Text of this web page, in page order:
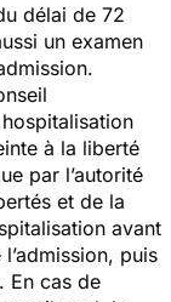
délai de 72
un examen
à la liberté
par l’autorité
et de la
avant
puis
En cas de